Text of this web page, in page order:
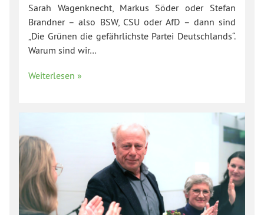
Sarah Wagenknecht, Markus Söder oder Stefan
Brandner – also BSW, CSU oder AfD – dann sind
„Die Grünen die gefährlichste Partei Deutschlands“.
Warum sind wir…
Weiterlesen »